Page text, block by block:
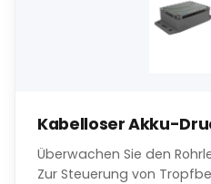
Kabelloser Akku-
Überwachen Sie den
Zur Steuerung von